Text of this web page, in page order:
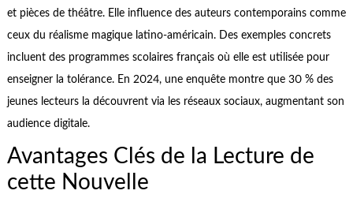
et pièces de théâtre. Elle influence des auteurs contemporains comme
ceux du réalisme magique latino-américain. Des exemples concrets
incluent des programmes scolaires français où elle est utilisée pour
enseigner la tolérance. En 2024, une enquête montre que 30 % des
jeunes lecteurs la découvrent via les réseaux sociaux, augmentant son
audience digitale.
Avantages Clés de la Lecture de
cette Nouvelle